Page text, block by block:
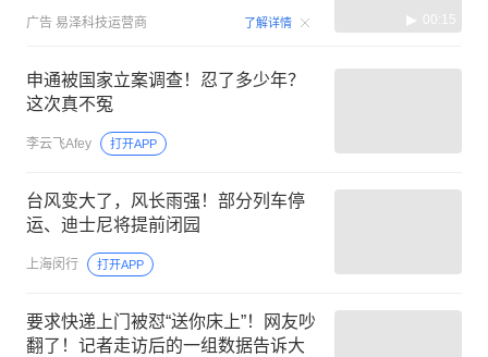
广告 易泽科技运营商 了解详情 00:15
申通被国家立案调查！忍了多少年？
这次真不冤
李云飞Afey 打开APP
台风变大了，风长雨强！部分列车停
运、迪士尼将提前闭园
上海闵行 打开APP
要求快递上门被怼“送你床上”！网友吵
翻了！记者走访后的一组数据告诉大